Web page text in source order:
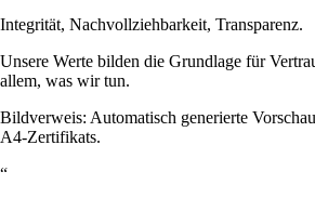
Integrität, Nachvollziehbarkeit, Transparenz.
Unsere Werte bilden die Grundlage für
allem, was wir tun.
Bildverweis: Automatisch generierte
A4-Zertifikats.
“